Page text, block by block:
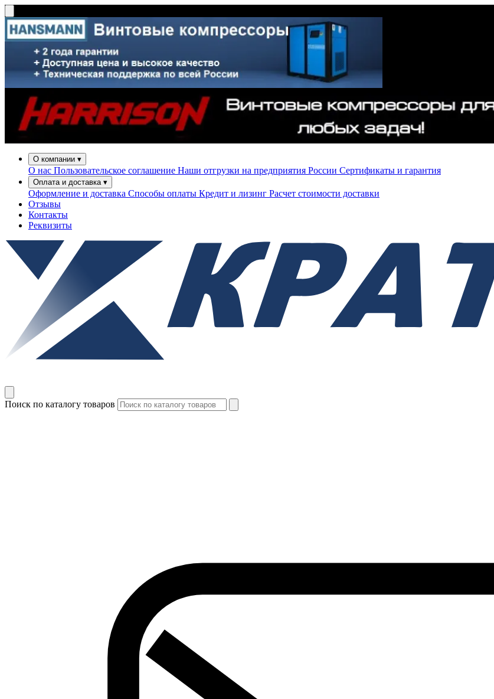
О компании ▾
О нас Пользовательское соглашение Наши отгрузки на предприятия России Сертификаты и гарантия
Оплата и доставка ▾
Оформление и доставка Способы оплаты Кредит и лизинг Расчет стоимости доставки
Отзывы
Контакты
Реквизиты
Поиск по каталогу товаров